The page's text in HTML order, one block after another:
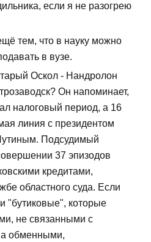
если я не разогрею
тем, что в науку можно
в вузе.
Оскол - Нандролон
Он напоминает,
налоговый период, а 16
линия с президентом
Подсудимый
37 эпизодов
кредитами,
областного суда. Если
"бутиковые", которые
не связанными с
обменными,